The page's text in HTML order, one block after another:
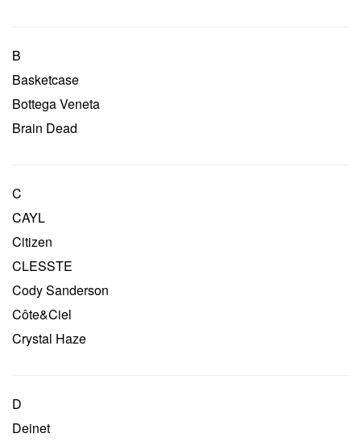
B
Basketcase
Bottega Veneta
Brain Dead
C
CAYL
Citizen
CLESSTE
Cody Sanderson
Côte&ciel
Crystal Haze
D
Deinet